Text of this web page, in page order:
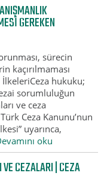
GEREKEN
sürecin
kaçırılmaması
hukuku;
sorumluluğun
ve ceza
Ceza Kanunu’nun
uyarınca,
oku
CEZALARI | CEZA